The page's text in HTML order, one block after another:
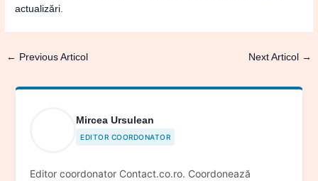
actualizări.
← Previous Articol Next Articol →
Mircea Ursulean
EDITOR COORDONATOR
Editor coordonator Contact.co.ro. Coordonează